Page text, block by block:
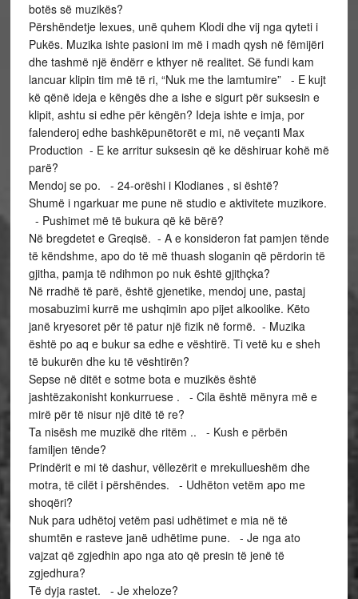
botës së muzikës?
Përshëndetje lexues, unë quhem Klodi dhe vij nga qyteti i
Pukës. Muzika ishte pasioni im më i madh qysh në fëmijëri
dhe tashmë një ëndërr e kthyer në realitet. Së fundi kam
lancuar klipin tim më të ri, “Nuk me the lamtumire” - E kujt
kë qënë ideja e këngës dhe a ishe e sigurt për suksesin e
klipit, ashtu si edhe për këngën? Ideja ishte e imja, por
falenderoj edhe bashkëpunëtorët e mi, në veçanti Max
Production - E ke arritur suksesin që ke dëshiruar kohë më
parë?
Mendoj se po. - 24-orëshi i Klodianes , si është?
Shumë i ngarkuar me pune në studio e aktivitete muzikore.
- Pushimet më të bukura që kë bërë?
Në bregdetet e Greqisë. - A e konsideron fat pamjen tënde
të këndshme, apo do të më thuash sloganin që përdorin të
gjitha, pamja të ndihmon po nuk është gjithçka?
Në rradhë të parë, është gjenetike, mendoj une, pastaj
mosabuzimi kurrë me ushqimin apo pijet alkoolike. Këto
janë kryesoret për të patur një fizik në formë. - Muzika
është po aq e bukur sa edhe e vështirë. Ti vetë ku e sheh
të bukurën dhe ku të vështirën?
Sepse në ditët e sotme bota e muzikës është
jashtëzakonisht konkurruese . - Cila është mënyra më e
mirë për të nisur një ditë të re?
Ta nisësh me muzikë dhe ritëm .. - Kush e përbën
familjen tënde?
Prindërit e mi të dashur, vëllezërit e mrekullueshëm dhe
motra, të cilët i përshëndes. - Udhëton vetëm apo me
shoqëri?
Nuk para udhëtoj vetëm pasi udhëtimet e mia në të
shumtën e rasteve janë udhëtime pune. - Je nga ato
vajzat që zgjedhin apo nga ato që presin të jenë të
zgjedhura?
Të dyja rastet. - Je xheloze?